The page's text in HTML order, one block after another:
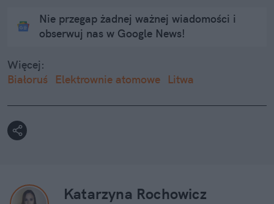
Nie przegap żadnej ważnej wiadomości i
obserwuj nas w Google News!
Więcej:
Białoruś
Elektrownie atomowe Litwa
Katarzyna Rochowicz